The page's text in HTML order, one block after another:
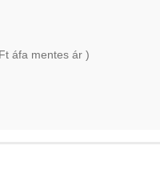
Ft áfa mentes ár )